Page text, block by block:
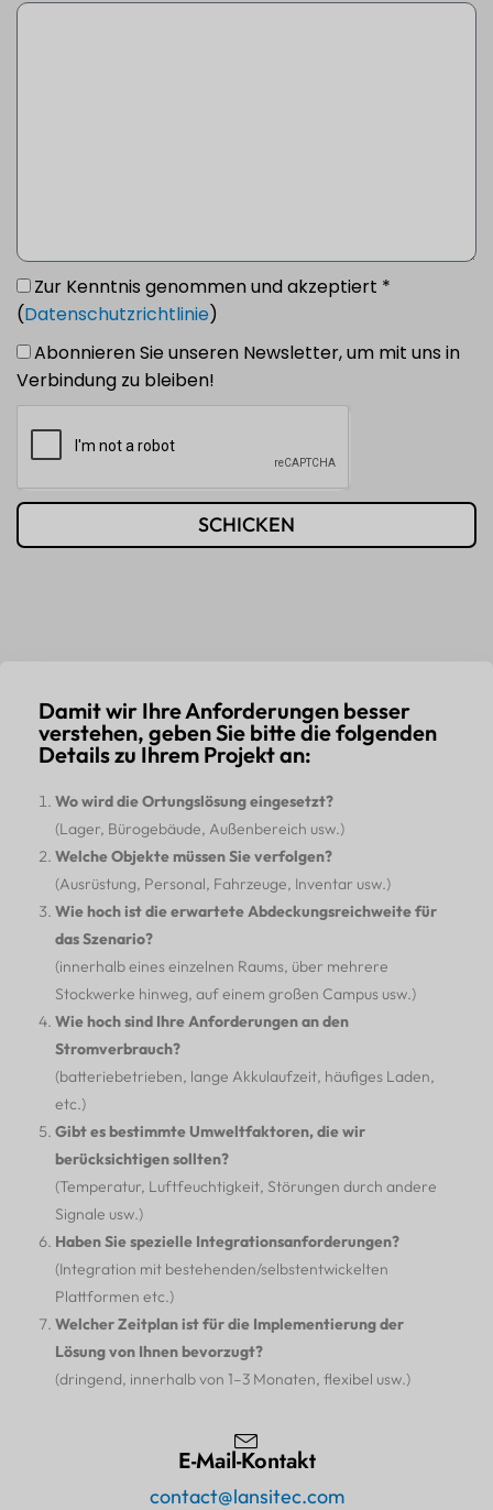
Zur Kenntnis genommen und akzeptiert *
(Datenschutzrichtlinie)
Abonnieren Sie unseren Newsletter, um mit uns in
Verbindung zu bleiben!
SCHICKEN
Damit wir Ihre Anforderungen besser
verstehen, geben Sie bitte die folgenden
Details zu Ihrem Projekt an:
Wo wird die Ortungslösung eingesetzt?
(Lager, Bürogebäude, Außenbereich usw.)
Welche Objekte müssen Sie verfolgen?
(Ausrüstung, Personal, Fahrzeuge, Inventar usw.)
Wie hoch ist die erwartete Abdeckungsreichweite für
das Szenario?
(innerhalb eines einzelnen Raums, über mehrere
Stockwerke hinweg, auf einem großen Campus usw.)
Wie hoch sind Ihre Anforderungen an den
Stromverbrauch?
(batteriebetrieben, lange Akkulaufzeit, häufiges Laden,
etc.)
Gibt es bestimmte Umweltfaktoren, die wir
berücksichtigen sollten?
(Temperatur, Luftfeuchtigkeit, Störungen durch andere
Signale usw.)
Haben Sie spezielle Integrationsanforderungen?
(Integration mit bestehenden/selbstentwickelten
Plattformen etc.)
Welcher Zeitplan ist für die Implementierung der
Lösung von Ihnen bevorzugt?
(dringend, innerhalb von 1–3 Monaten, flexibel usw.)
E-Mail-Kontakt
contact@lansitec.com